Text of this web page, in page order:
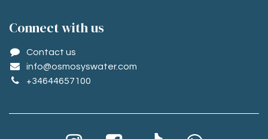
Conne​ct with us
Contact us
info@osmosyswater.com
+34644657100